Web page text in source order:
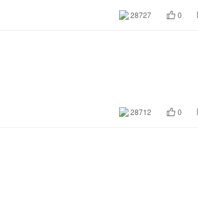
28727 0
28712 0